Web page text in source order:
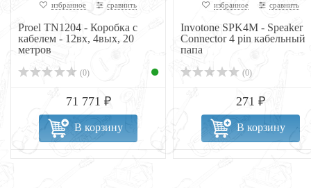
избранное сравнить
Proel TN1204 - Коробка с
кабелем - 12вх, 4вых, 20
метров
(0)
71 771 ₽
В корзину
избранное сравнить
Invotone SPK4M - Speaker
Connector 4 pin кабельный
папа
(0)
271 ₽
В корзину